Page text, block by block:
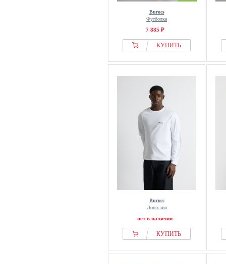
Burocs
Футболка
7 885 ₽
КУПИТЬ
Burocs
Лонгслив
нет в наличии
КУПИТЬ